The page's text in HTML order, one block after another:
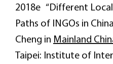
2018e “Different
Paths of INGOs in
Cheng in Mainland
Taipei: Institute of